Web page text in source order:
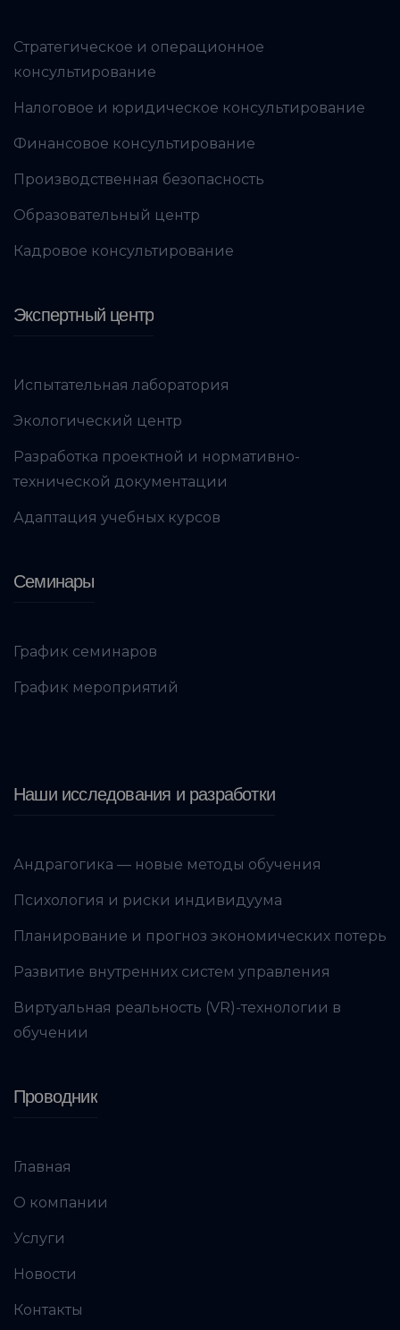
Стратегическое и операционное
консультирование
Налоговое и юридическое консультирование
Финансовое консультирование
Производственная безопасность
Образовательный центр
Кадровое консультирование
Экспертный центр
Испытательная лаборатория
Экологический центр
Разработка проектной и нормативно-
технической документации
Адаптация учебных курсов
Семинары
График семинаров
График мероприятий
Наши исследования и разработки
Андрагогика — новые методы обучения
Психология и риски индивидуума
Планирование и прогноз экономических потерь
Развитие внутренних систем управления
Виртуальная реальность (VR)-технологии в
обучении
Проводник
Главная
О компании
Услуги
Новости
Контакты